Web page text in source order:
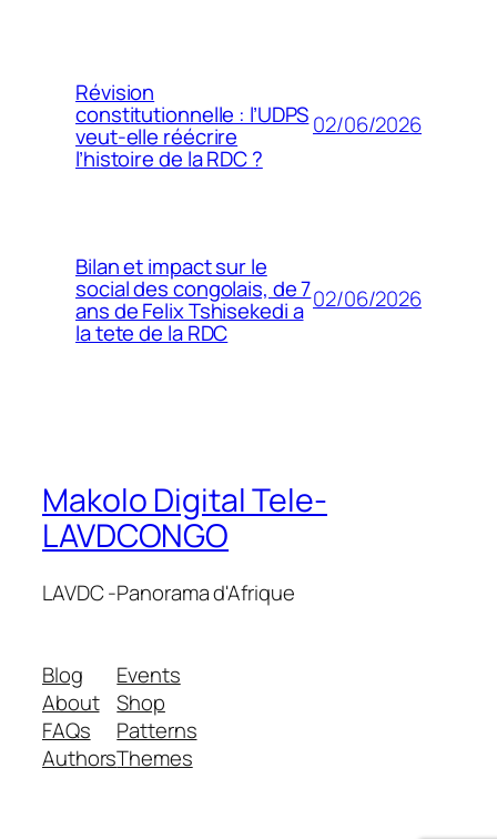
Révision
constitutionnelle : l’UDPS
veut-elle réécrire
l’histoire de la RDC ?
02/06/2026
Bilan et impact sur le
social des congolais, de 7
ans de Felix Tshisekedi a
la tete de la RDC
02/06/2026
Makolo Digital Tele-
LAVDCONGO
LAVDC -Panorama d'Afrique
Blog
About
FAQs
Authors
Events
Shop
Patterns
Themes